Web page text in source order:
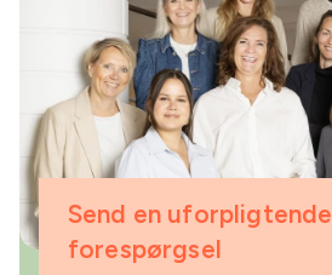
Send en uforpligtende
forespørgsel